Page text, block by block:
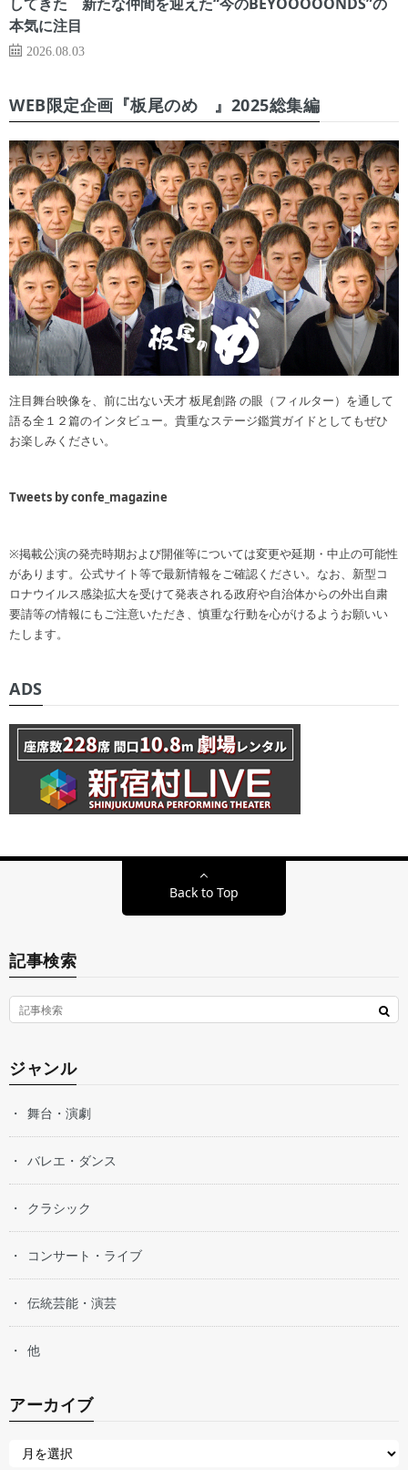
本気に注目
2026.08.03
WEB限定企画『板尾のめ゙』2025総集編
注目舞台映像を、前に出ない天才 板尾創路 の眼（フィルター）を通して
語る全１２篇のインタビュー。貴重なステージ鑑賞ガイドとしてもぜひ
お楽しみください。
Tweets by confe_magazine
※掲載公演の発売時期および開催等については変更や延期・中止の可能性
があります。公式サイト等で最新情報をご確認ください。なお、新型コ
ロナウイルス感染拡大を受けて発表される政府や自治体からの外出自粛
要請等の情報にもご注意いただき、慎重な行動を心がけるようお願いい
たします。
ADS
Back to Top
記事検索
ジャンル
舞台・演劇
バレエ・ダンス
クラシック
コンサート・ライブ
伝統芸能・演芸
他
アーカイブ